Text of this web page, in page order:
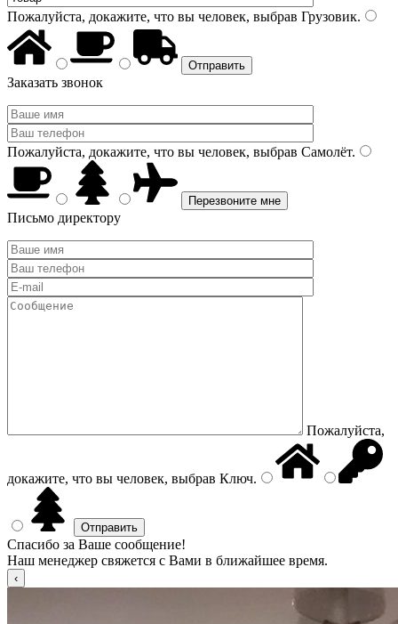
Пожалуйста, докажите, что вы человек, выбрав Грузовик.
Заказать звонок
Пожалуйста, докажите, что вы человек, выбрав Самолёт.
Письмо директору
Пожалуйста,
докажите, что вы человек, выбрав Ключ.
Спасибо за Ваше сообщение!
Наш менеджер свяжется с Вами в ближайшее время.